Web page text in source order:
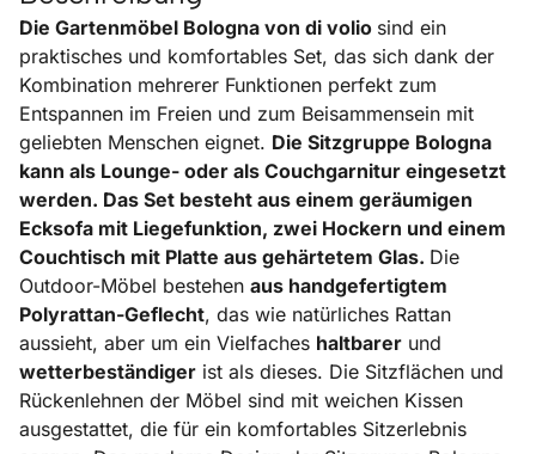
Die Gartenmöbel Bologna von di volio sind ein
praktisches und komfortables Set, das sich dank der
Kombination mehrerer Funktionen perfekt zum
Entspannen im Freien und zum Beisammensein mit
geliebten Menschen eignet. Die Sitzgruppe Bologna
kann als Lounge- oder als Couchgarnitur eingesetzt
werden. Das Set besteht aus einem geräumigen
Ecksofa mit Liegefunktion, zwei Hockern und einem
Couchtisch mit Platte aus gehärtetem Glas. Die
Outdoor-Möbel bestehen aus handgefertigtem
Polyrattan-Geflecht, das wie natürliches Rattan
aussieht, aber um ein Vielfaches haltbarer und
wetterbeständiger ist als dieses. Die Sitzflächen und
Rückenlehnen der Möbel sind mit weichen Kissen
ausgestattet, die für ein komfortables Sitzerlebnis